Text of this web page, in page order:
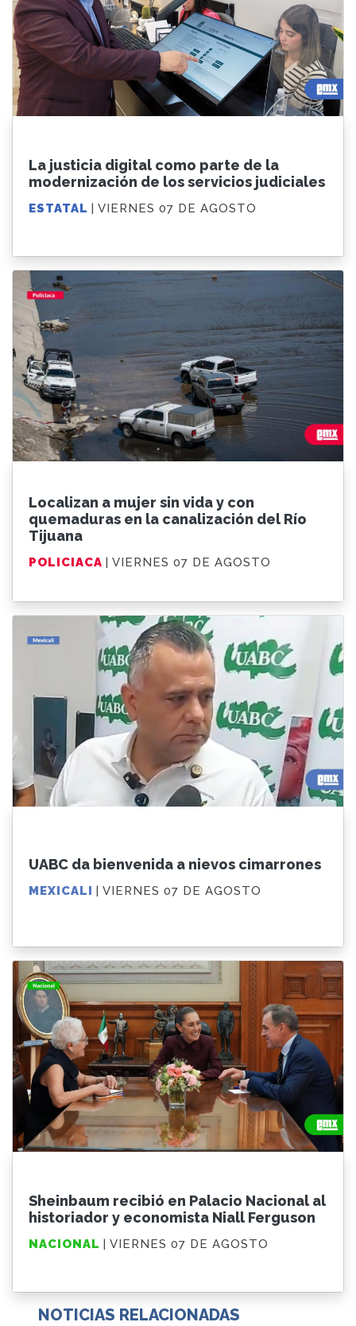
La justicia digital como parte de la
modernización de los servicios judiciales
ESTATAL | VIERNES 07 DE AGOSTO
Localizan a mujer sin vida y con
quemaduras en la canalización del Río
Tijuana
POLICIACA | VIERNES 07 DE AGOSTO
UABC da bienvenida a nievos cimarrones
MEXICALI | VIERNES 07 DE AGOSTO
Sheinbaum recibió en Palacio Nacional al
historiador y economista Niall Ferguson
NACIONAL | VIERNES 07 DE AGOSTO
NOTICIAS RELACIONADAS